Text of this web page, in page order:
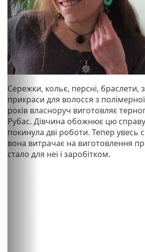
Сережки, кольє, персні, браслети,
прикраси для волосся з
років власноруч виготовляє
Рубас. Дівчина обожнює цю справу
покинула дві роботи. Тепер увесь
вона витрачає на виготовлення
стало для неї і заробітком.
o
u
s
o
u
s